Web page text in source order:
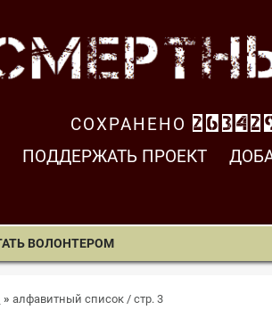
СОХРАНЕНО
ПОДДЕРЖАТЬ ПРОЕКТ
ВОЛОНТЕРОМ
алфавитный список / стр. 3